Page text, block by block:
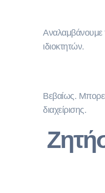
Αναλαμβάνουμε
ιδιοκτητών.
Βεβαίως.
διαχείρισης.